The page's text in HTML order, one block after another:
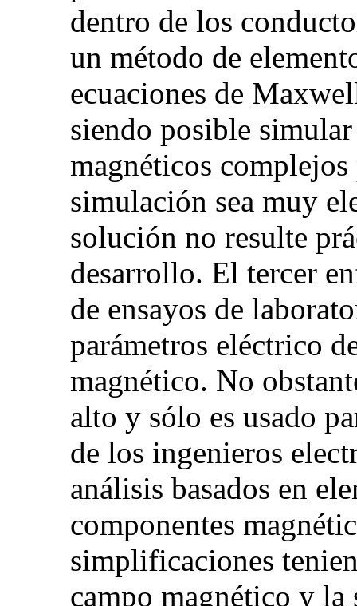
dentro de los
un método de
ecuaciones de
siendo posible
magnéticos
simulación sea muy
solución no resulte
desarrollo. El tercer
de ensayos de
parámetros eléctrico
magnético. No
alto y sólo es usado
de los ingenieros
análisis basados en
componentes
simplificaciones
campo magnético y